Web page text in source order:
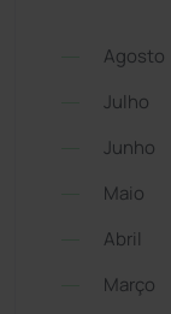
Agosto
Julho
Junho
Maio
Abril
Março